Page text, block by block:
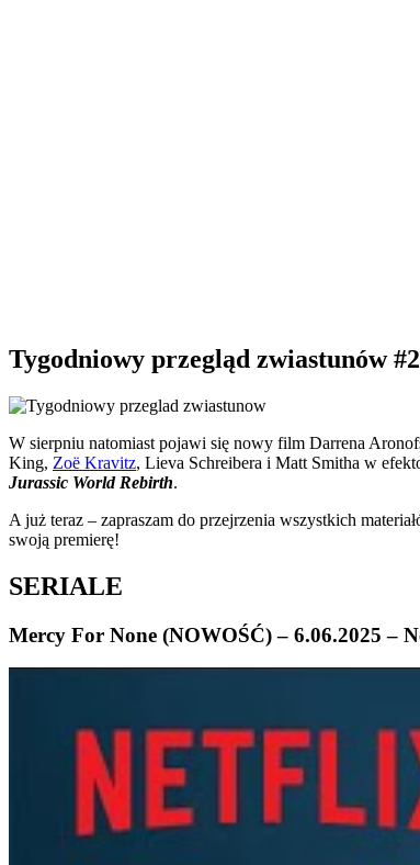
Tygodniowy przegląd zwiastunów
W sierpniu natomiast pojawi się nowy film Darrena
King, Zoë Kravitz, Lieva Schreibera i Matt Smitha w
Jurassic World Rebirth.
A już teraz – zapraszam do przejrzenia wszystkich
swoją premierę!
SERIALE
Mercy For None (NOWOŚĆ) – 6.06.2025 –